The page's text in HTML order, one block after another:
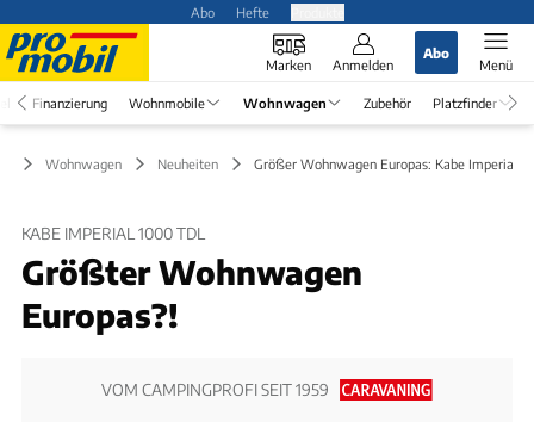
Abo Hefte
Marken Anmelden
Abo
Menü
Finanzierung Wohnmobile Wohnwagen Zubehör Platzfinder
Wohnwagen Neuheiten Größer Wohnwagen Europas: Kabe Imperial
KABE IMPERIAL 1000 TDL
Größter Wohnwagen
Europas?!
VOM CAMPINGPROFI SEIT 1959